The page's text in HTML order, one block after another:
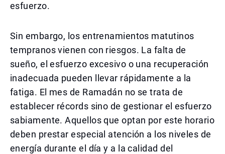
esfuerzo.
Sin embargo, los entrenamientos matutinos
tempranos vienen con riesgos. La falta de
sueño, el esfuerzo excesivo o una recuperación
inadecuada pueden llevar rápidamente a la
fatiga. El mes de Ramadán no se trata de
establecer récords sino de gestionar el esfuerzo
sabiamente. Aquellos que optan por este horario
deben prestar especial atención a los niveles de
energía durante el día y a la calidad del